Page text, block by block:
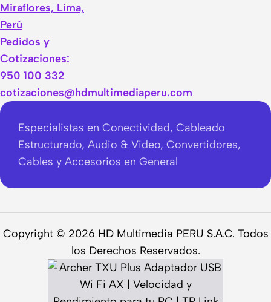
Miraflores, Lima,
Perú
Pedidos y
Cotizaciones:
950 100 332
cotizaciones@hdmultimediaperu.com
Especialistas en Conectividad, Cableado
Estructurado, Audio & Video, Convertidores,
Cables y Accesorios en General
Copyright © 2026 HD Multimedia PERU S.A.C. Todos
los Derechos Reservados.